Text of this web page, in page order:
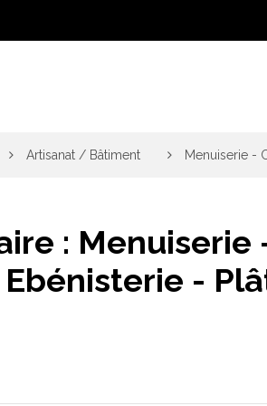
Artisanat / Bâtiment Menuiserie -
: Menuiserie
-